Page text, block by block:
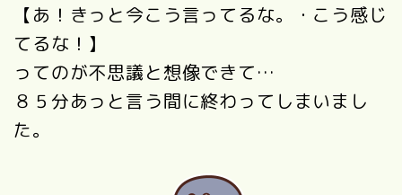
【あ！きっと今こう言ってるな。・こう感じ
てるな！】
ってのが不思議と想像できて…
８５分あっと言う間に終わってしまいまし
た。